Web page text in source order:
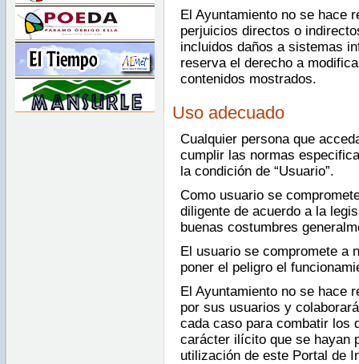
El Ayuntamiento no se hace
perjuicios directos o
incluidos daños a sistemas
reserva el derecho a
contenidos mostrados.
Uso adecuado
Cualquier persona que
cumplir las normas
la condición de “Usuario”.
Como usuario se
diligente de acuerdo a la
buenas costumbres
El usuario se compromete a
poner el peligro el
El Ayuntamiento no se hace
por sus usuarios y
cada caso para combatir los
carácter ilícito que se hayan
utilización de este Portal de